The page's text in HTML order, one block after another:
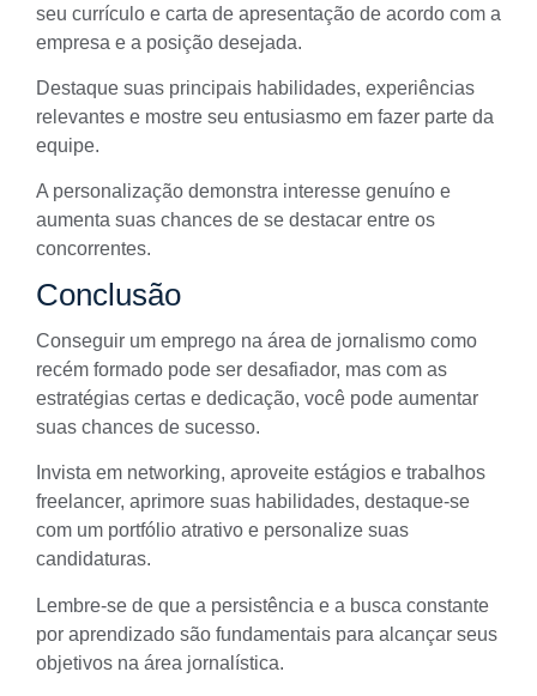
seu currículo e carta de apresentação de acordo com a
empresa e a posição desejada.
Destaque suas principais habilidades, experiências
relevantes e mostre seu entusiasmo em fazer parte da
equipe.
A personalização demonstra interesse genuíno e
aumenta suas chances de se destacar entre os
concorrentes.
Conclusão
Conseguir um emprego na área de jornalismo como
recém formado pode ser desafiador, mas com as
estratégias certas e dedicação, você pode aumentar
suas chances de sucesso.
Invista em networking, aproveite estágios e trabalhos
freelancer, aprimore suas habilidades, destaque-se
com um portfólio atrativo e personalize suas
candidaturas.
Lembre-se de que a persistência e a busca constante
por aprendizado são fundamentais para alcançar seus
objetivos na área jornalística.